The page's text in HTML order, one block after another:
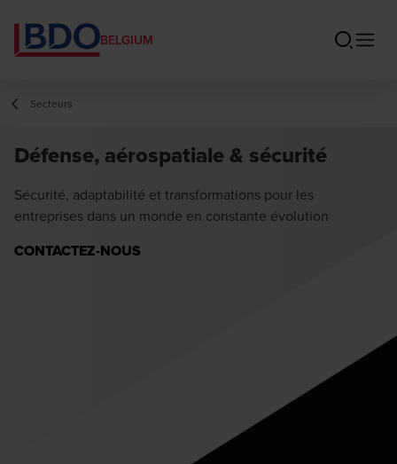
BELGIUM
Secteurs
Défense, aérospatiale & sécurité
Sécurité, adaptabilité et transformations pour les
entreprises dans un monde en constante évolution
CONTACTEZ-NOUS